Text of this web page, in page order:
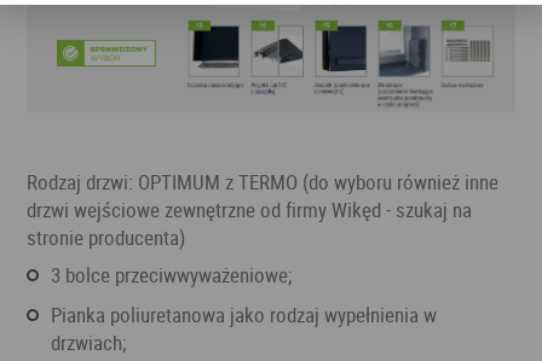
Rodzaj drzwi: OPTIMUM z TERMO (do wyboru również inne
drzwi wejściowe zewnętrzne od firmy Wikęd - szukaj na
stronie producenta)
3 bolce przeciwwyważeniowe;
pianka poliuretanowa jako rodzaj wypełnienia w
drzwiach;